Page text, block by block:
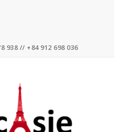
938 // +84 912 698 036